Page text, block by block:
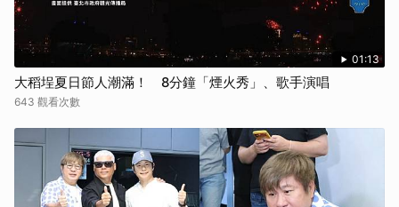
01:13
大稻埕夏日節人潮滿！ 8分鐘「煙火秀」、歌手演唱
643 觀看次數